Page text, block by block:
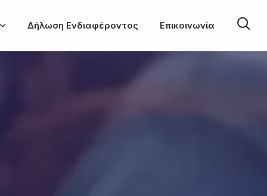
Δήλωση Ενδιαφέροντος Επικοινωνία